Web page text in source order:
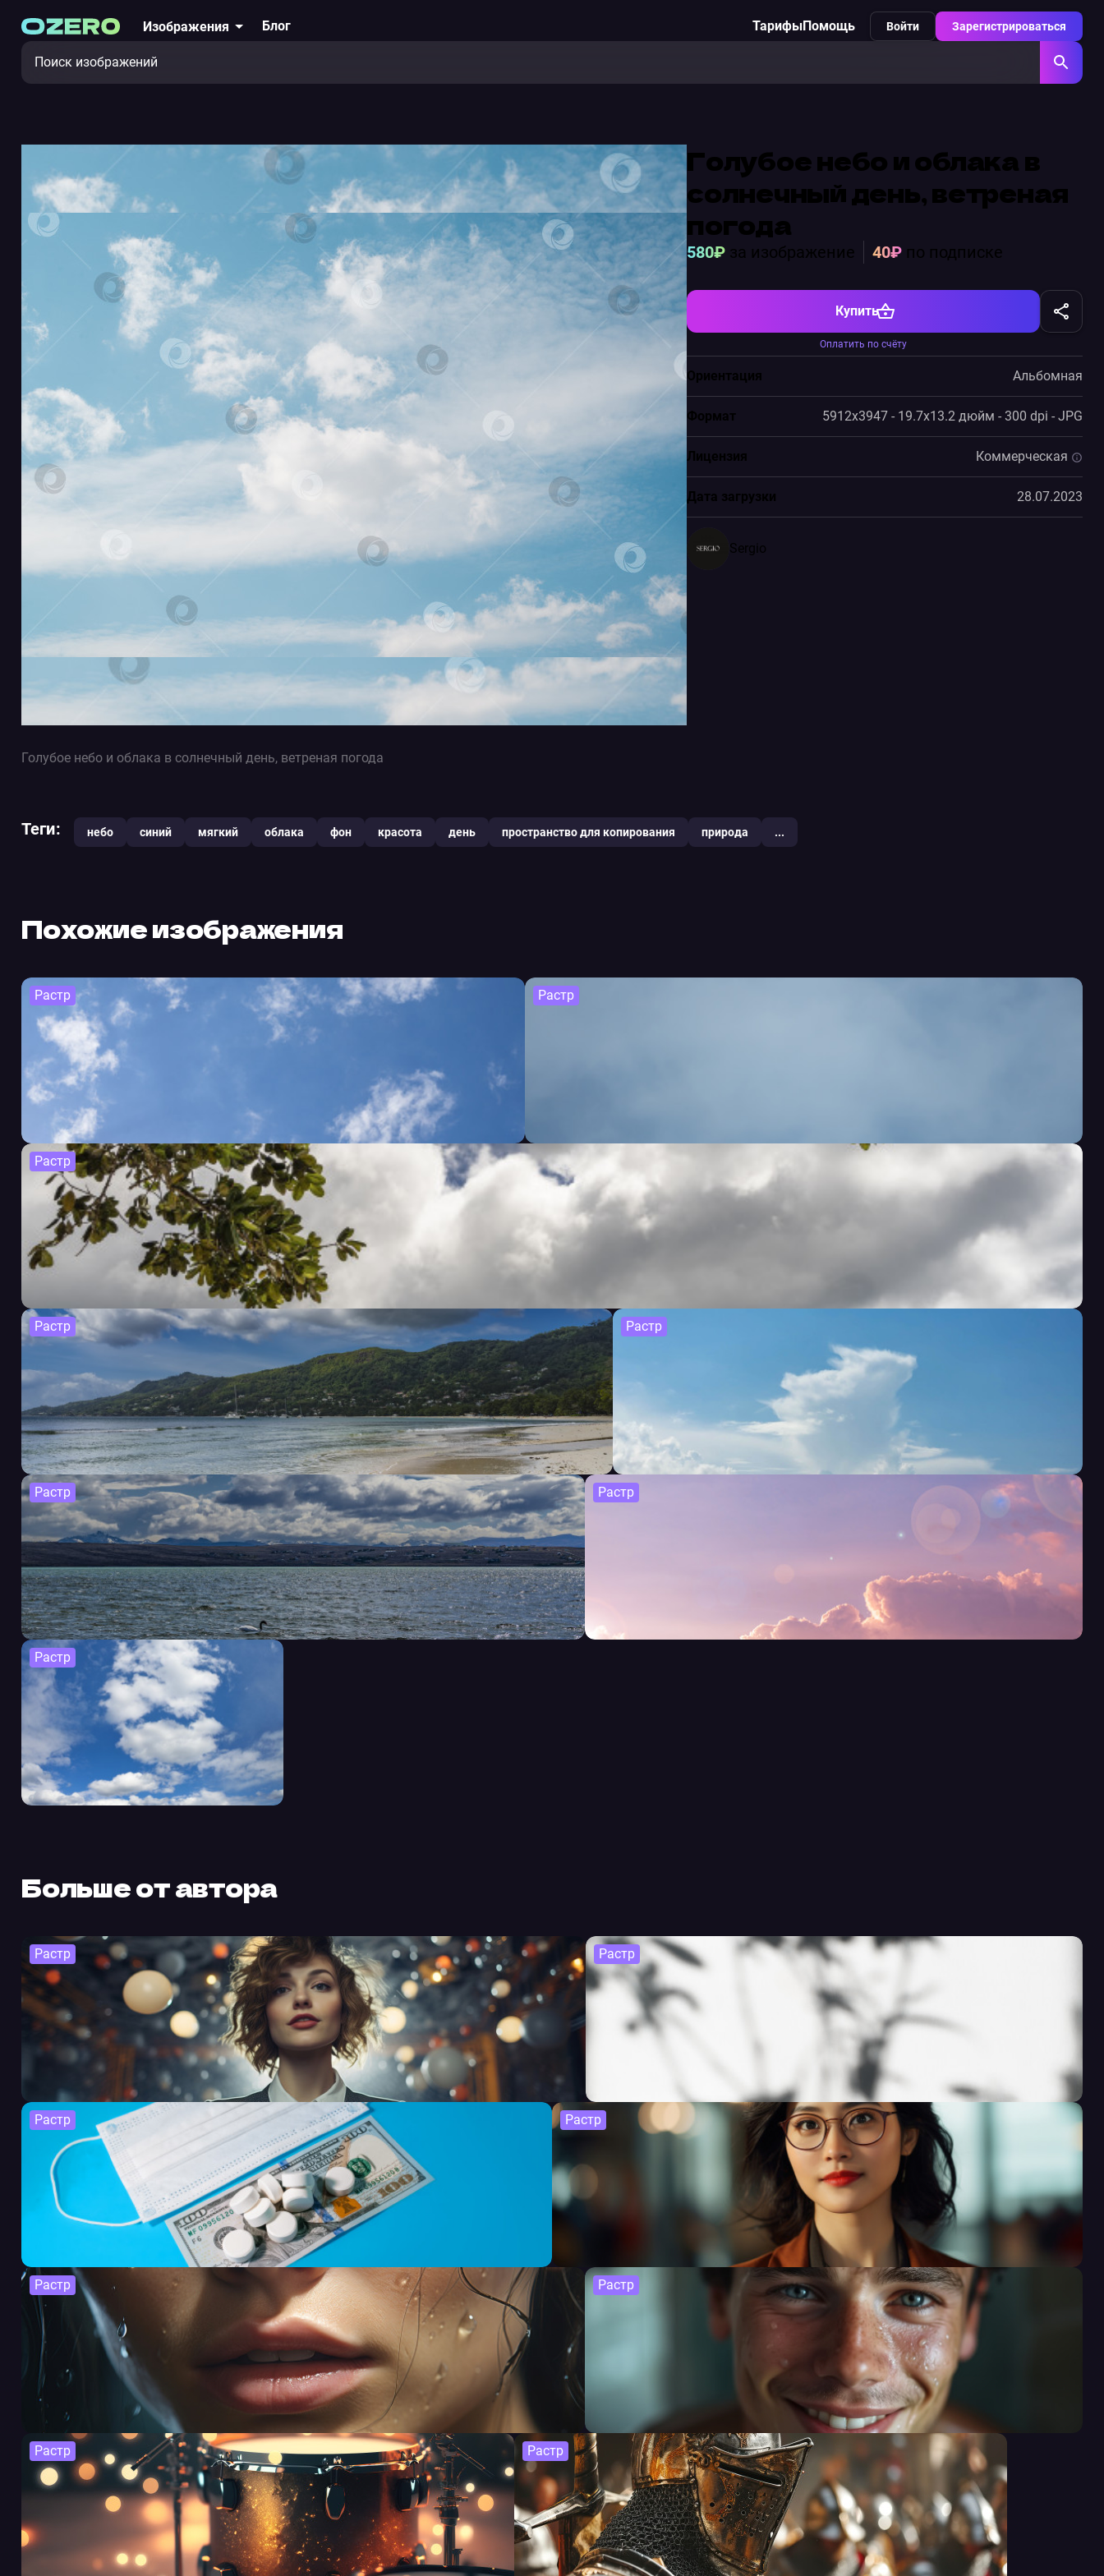
Изображения Блог ТарифыПомощь Войти Зарегистрироваться
Голубое небо и облака в
солнечный день, ветреная
погода
580₽ за изображение 40₽ по подписке
Купить
Оплатить по счёту
Ориентация Альбомная
Формат 5912x3947 - 19.7x13.2 дюйм - 300 dpi - JPG
Лицензия Коммерческая
Дата загрузки 28.07.2023
Sergio
Голубое небо и облака в солнечный день, ветреная погода
Теги: небо синий мягкий облака фон красота день пространство для копирования природа ...
Похожие изображения
Растр Растр
Растр
Растр Растр
Растр Растр
Растр
Больше от автора
Растр Растр
Растр Растр
Растр Растр
Растр Растр